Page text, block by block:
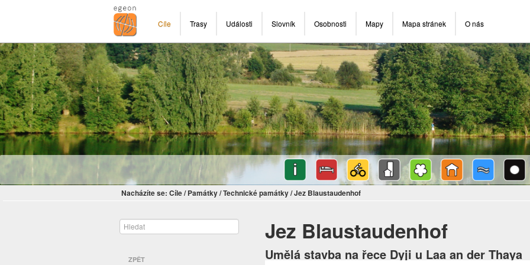
Cíle Trasy Události Slovník Osobnosti Mapy Mapa stránek O nás
Nacházíte se: Cíle/ Památky/Technické památky/Jez Blaustaudenhof
ZPĚT
Jez Blaustaudenhof
Umělá stavba na řece Dyji u Laa an der Thaya